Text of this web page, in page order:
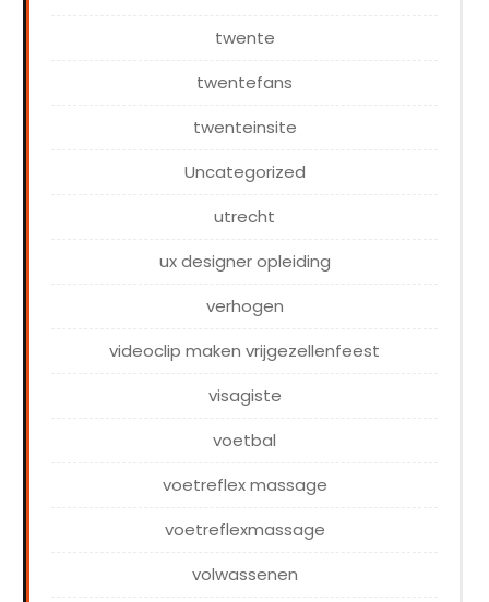
twente
twentefans
twenteinsite
Uncategorized
utrecht
ux designer opleiding
verhogen
videoclip maken vrijgezellenfeest
visagiste
voetbal
voetreflex massage
voetreflexmassage
volwassenen